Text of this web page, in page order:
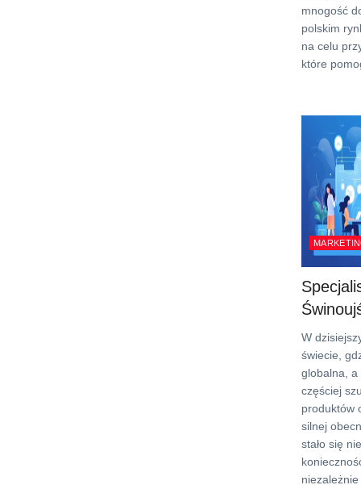
mnogość
polskim
na celu
które
W
świecie,
globalna, a
częściej
produktów
silnej
stało się